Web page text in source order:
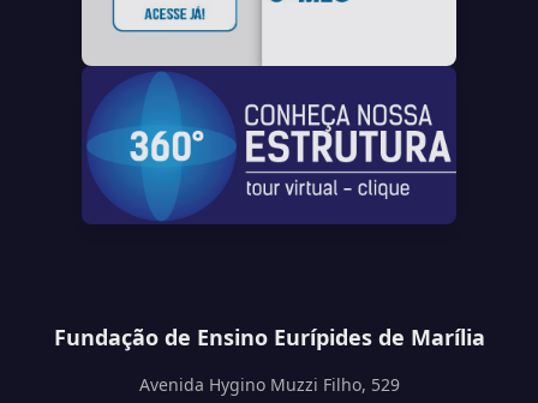
Fundação de Ensino Eurípides de Marília
Avenida Hygino Muzzi Filho, 529